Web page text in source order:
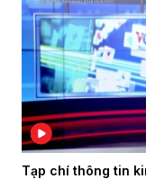
Tạp chí thông tin